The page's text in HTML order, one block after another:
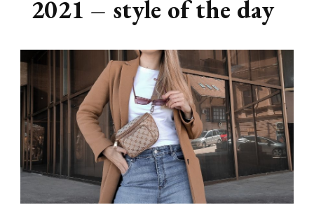
2021 – style of the day